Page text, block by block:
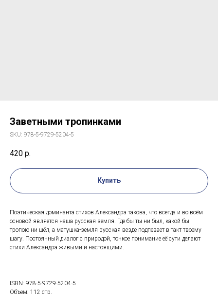
Заветными тропинками
SKU: 978-5-9729-5204-5
420 р.
Купить
Поэтическая доминанта стихов Александра такова, что всегда и во всём
основой является наша русская земля. Где бы ты ни был, какой бы
тропою ни шёл, а матушка-земля русская везде подпевает в такт твоему
шагу. Постоянный диалог с природой, тонкое понимание её сути делают
стихи Александра живыми и настоящими.
ISBN: 978-5-9729-5204-5
Объем: 112 стр.